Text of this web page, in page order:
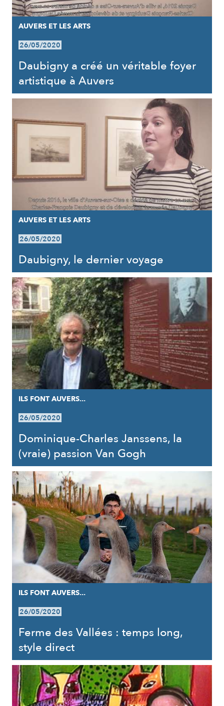
AUVERS ET LES ARTS
26/05/2020
Daubigny a créé un véritable foyer
artistique à Auvers
AUVERS ET LES ARTS
26/05/2020
Daubigny, le dernier voyage
ILS FONT AUVERS...
26/05/2020
Dominique-Charles Janssens, la
(vraie) passion Van Gogh
ILS FONT AUVERS...
26/05/2020
Ferme des Vallées : temps long,
style direct